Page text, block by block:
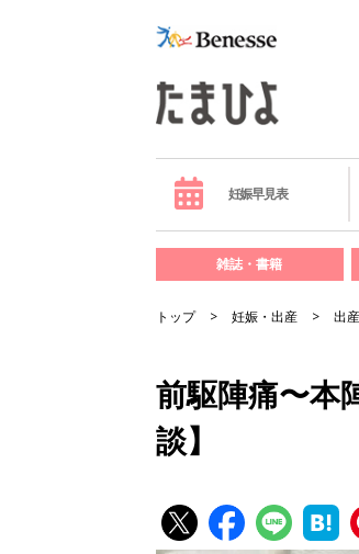
妊娠早見表
雑誌・書籍
トップ 妊娠・出産 出産
前駆陣痛〜本
談】